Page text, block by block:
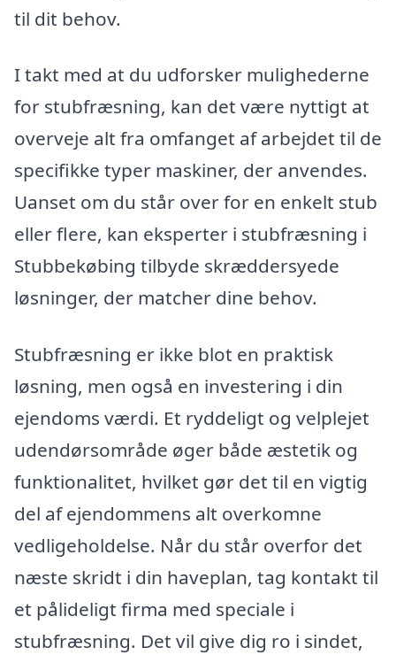
til dit behov.
I takt med at du udforsker mulighederne
for stubfræsning, kan det være nyttigt at
overveje alt fra omfanget af arbejdet til de
specifikke typer maskiner, der anvendes.
Uanset om du står over for en enkelt stub
eller flere, kan eksperter i stubfræsning i
Stubbekøbing tilbyde skræddersyede
løsninger, der matcher dine behov.
Stubfræsning er ikke blot en praktisk
løsning, men også en investering i din
ejendoms værdi. Et ryddeligt og velplejet
udendørsområde øger både æstetik og
funktionalitet, hvilket gør det til en vigtig
del af ejendommens alt overkomne
vedligeholdelse. Når du står overfor det
næste skridt i din haveplan, tag kontakt til
et pålideligt firma med speciale i
stubfræsning. Det vil give dig ro i sindet,